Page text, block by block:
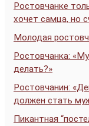
Ростовчанке
хочет самца, но
Молодая
Ростовчанка:
делать?»
Ростовчанин:
должен стать
Пикантная